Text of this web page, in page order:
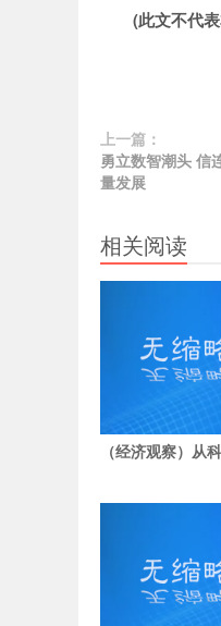
(此文不代
上一篇：
勇立数智潮头 信
量发展
相关阅读
（经济观察）从